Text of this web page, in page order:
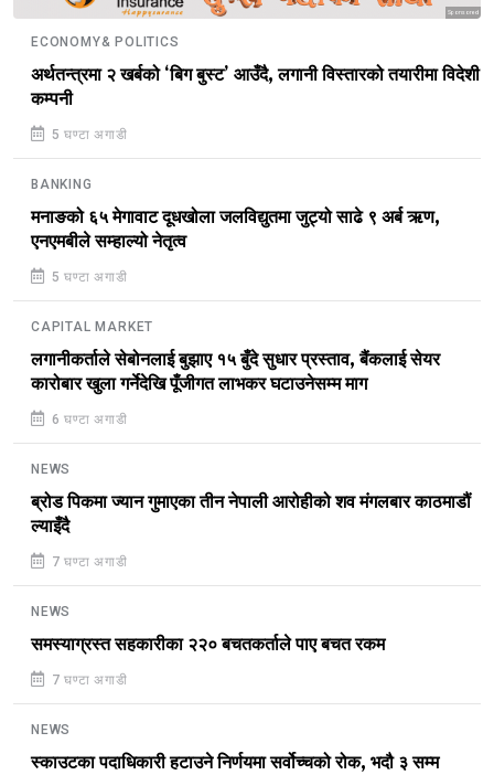
Sponsored
ECONOMY& POLITICS
अर्थतन्त्रमा २ खर्बको ‘बिग बुस्ट’ आउँदै, लगानी विस्तारको तयारीमा विदेशी
कम्पनी
5 घण्टा अगाडी
BANKING
मनाङको ६५ मेगावाट दूधखोला जलविद्युतमा जुट्यो साढे ९ अर्ब ऋण,
एनएमबीले सम्हाल्यो नेतृत्व
5 घण्टा अगाडी
CAPITAL MARKET
लगानीकर्ताले सेबोनलाई बुझाए १५ बुँदे सुधार प्रस्ताव, बैंकलाई सेयर
कारोबार खुला गर्नेदेखि पूँजीगत लाभकर घटाउनेसम्म माग
6 घण्टा अगाडी
NEWS
ब्रोड पिकमा ज्यान गुमाएका तीन नेपाली आरोहीको शव मंगलबार काठमाडौं
ल्याइँदै
7 घण्टा अगाडी
NEWS
समस्याग्रस्त सहकारीका २२० बचतकर्ताले पाए बचत रकम
7 घण्टा अगाडी
NEWS
स्काउटका पदाधिकारी हटाउने निर्णयमा सर्वोच्चको रोक, भदौ ३ सम्म